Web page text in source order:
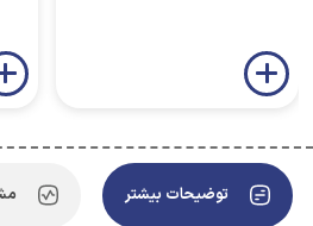
توضیحات بیشتر